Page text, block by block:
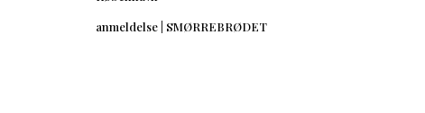
anmeldelse | SMØRREBRØDET